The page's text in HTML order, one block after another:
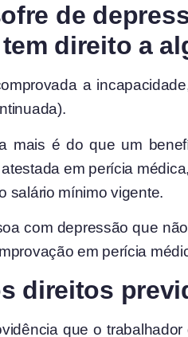
de
tem direito a
a
mais é do que um
em perícia
salário mínimo vigente.
com depressão que
em perícia
direitos
que o